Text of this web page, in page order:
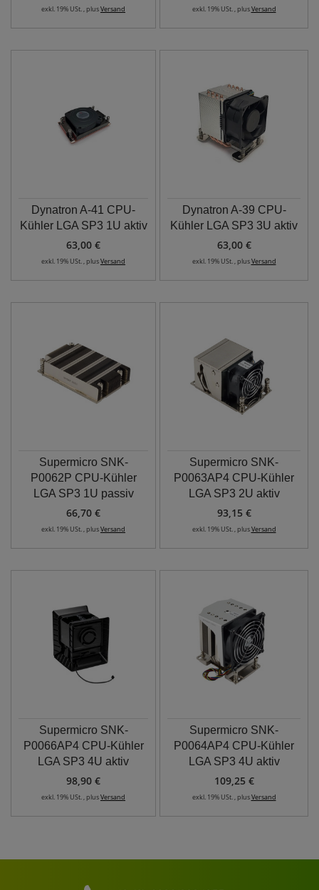
exkl. 19% USt. , plusVersand exkl. 19% USt. , plusVersand
Dynatron A-41 CPU-
Kühler LGA SP3 1U aktiv
63,00 €
exkl. 19% USt. , plusVersand
Dynatron A-39 CPU-
Kühler LGA SP3 3U aktiv
63,00 €
exkl. 19% USt. , plusVersand
Supermicro SNK-
P0062P CPU-Kühler
LGA SP3 1U passiv
66,70 €
exkl. 19% USt. , plusVersand
Supermicro SNK-
P0063AP4 CPU-Kühler
LGA SP3 2U aktiv
93,15 €
exkl. 19% USt. , plusVersand
Supermicro SNK-
P0066AP4 CPU-Kühler
LGA SP3 4U aktiv
98,90 €
exkl. 19% USt. , plusVersand
Supermicro SNK-
P0064AP4 CPU-Kühler
LGA SP3 4U aktiv
109,25 €
exkl. 19% USt. , plusVersand